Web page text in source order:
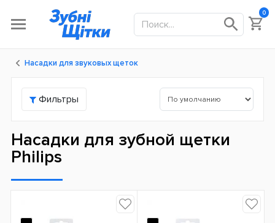
0
Насадки для звуковых щеток
Фильтры
Насадки для зубной щетки
Philips